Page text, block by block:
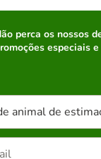
perca os nossos
especiais
animal de